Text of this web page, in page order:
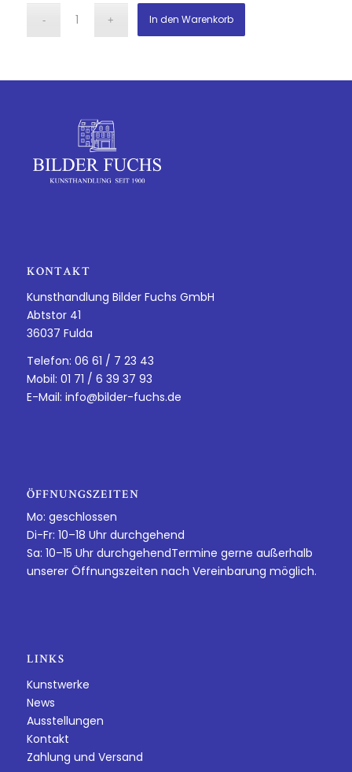
In den Warenkorb
KONTAKT
Kunsthandlung Bilder Fuchs GmbH
Abtstor 41
36037 Fulda
Telefon: 06 61 / 7 23 43
Mobil: 01 71 / 6 39 37 93
E-Mail: info@bilder-fuchs.de
ÖFFNUNGSZEITEN
Mo: geschlossen
Di-Fr: 10–18 Uhr durchgehend
Sa: 10–15 Uhr durchgehendTermine gerne außerhalb
unserer Öffnungszeiten nach Vereinbarung möglich.
LINKS
Kunstwerke
News
Ausstellungen
Kontakt
Zahlung und Versand